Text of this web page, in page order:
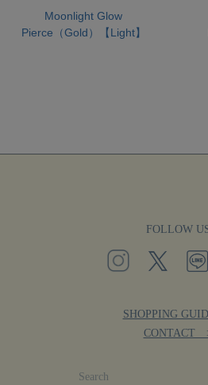
Moonlight Glow
Pierce（Gold）【Light】
FOLLOW
SHOPPING
CONTACT